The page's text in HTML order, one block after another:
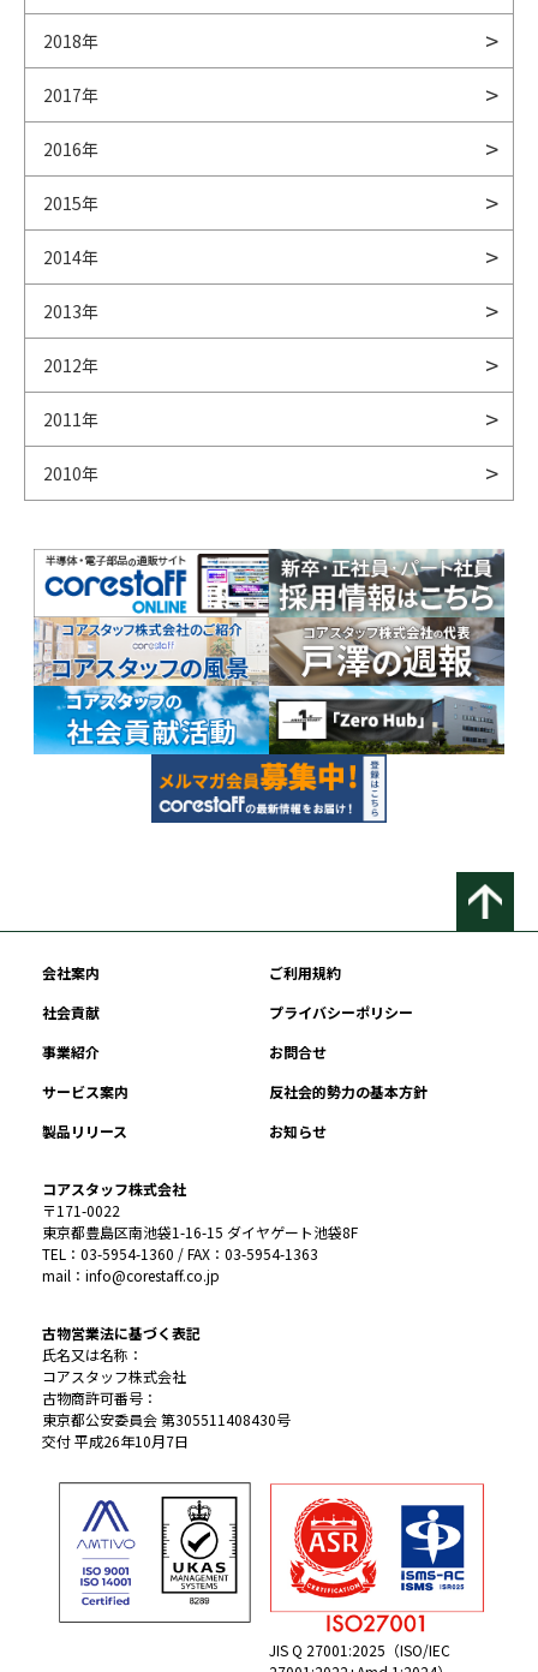
2018年
2017年
2016年
2015年
2014年
2013年
2012年
2011年
2010年
会社案内
ご利用規約
社会貢献
プライバシーポリシー
事業紹介
お問合せ
サービス案内
反社会的勢力の基本方針
製品リリース
お知らせ
コアスタッフ株式会社
〒171-0022
東京都豊島区南池袋1-16-15 ダイヤゲート池袋8F
TEL：03-5954-1360 / FAX：03-5954-1363
mail：info@corestaff.co.jp
古物営業法に基づく表記
氏名又は名称：
コアスタッフ株式会社
古物商許可番号：
東京都公安委員会 第305511408430号
交付 平成26年10月7日
JIS Q 27001:2025（ISO/IEC